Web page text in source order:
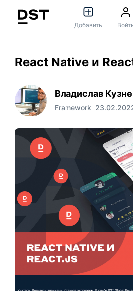
Добавить
React Native и
Владислав
Framework